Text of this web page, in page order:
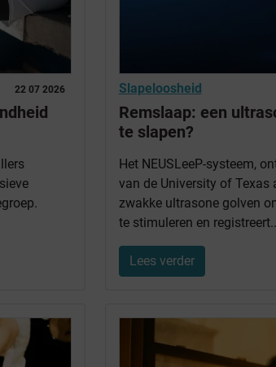
22 07 2026 Slapeloosheid
Remslaap: een
te slapen?
Het NEUSLeeP-systeem,
van de University of Texas
zwakke ultrasone golven
te stimuleren en
Lees verder